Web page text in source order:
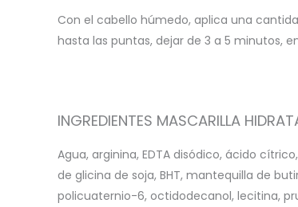
Con el cabello húmedo, aplica una
hasta las puntas, dejar de 3 a 5 minutos,
INGREDIENTES MASCARILLA
Agua, arginina, EDTA disódico, ácido
de glicina de soja, BHT, mantequilla de
policuaternio-6, octidodecanol, lecitina,